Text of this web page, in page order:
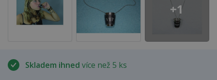
Skladem ihned více než 5 ks
+1